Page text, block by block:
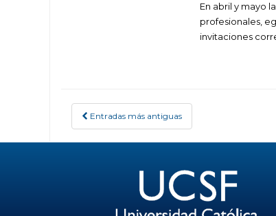
En abril y mayo
profesionales,
invitaciones
POSTS NAVIGATION
Entradas más antiguas